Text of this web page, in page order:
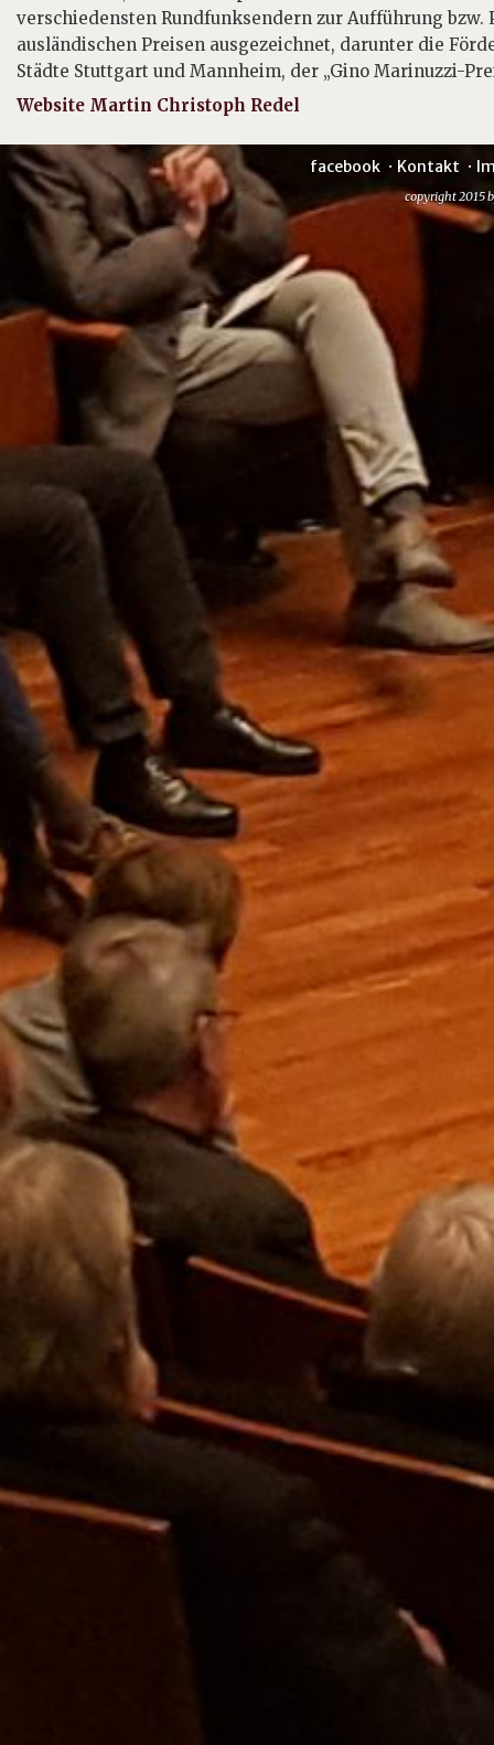
verschiedensten Rundfunksendern zur Aufführung
ausländischen Preisen ausgezeichnet, darunter die
Städte Stuttgart und Mannheim, der „Gino Marinuzzi-
Website Martin Christoph Redel
facebook Kontakt
copyright 2015